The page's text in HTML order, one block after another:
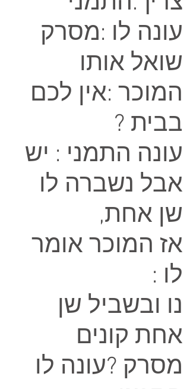
עונה לו :מסרק
שואל אותו
המוכר :אין לכם
בבית ?
עונה התמני : יש
אבל נשברה לו
שן אחת,
אז המוכר אומר
לו :
נו ובשביל שן
אחת קונים
מסרק ?עונה לו